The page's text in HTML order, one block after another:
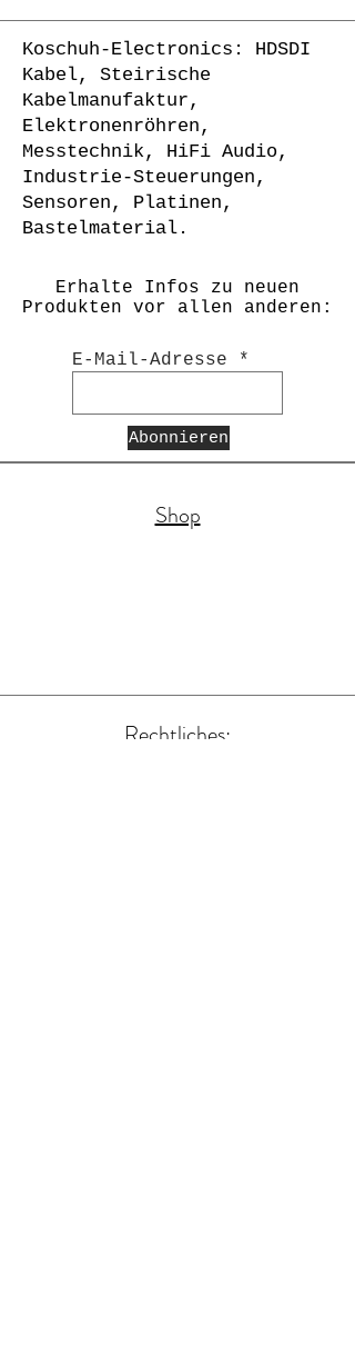
Koschuh-Electronics: HDSDI
Kabel, Steirische
Kabelmanufaktur,
Elektronenröhren,
Messtechnik, HiFi Audio,
Industrie-Steuerungen,
Sensoren, Platinen,
Bastelmaterial.
Erhalte Infos zu neuen
Produkten vor allen anderen:
E-Mail-Adresse
Abonnieren
Shop
Rechtliches: